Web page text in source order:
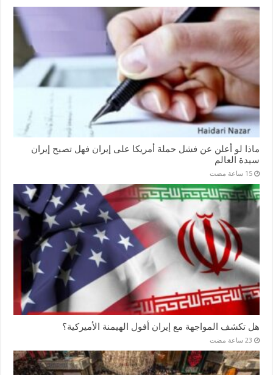
ماذا لو أعلن عن فشل حملة أمريكا على إيران فهل تصبح إيران
سيدة العالم
‏15 ساعة مضت
هل تكشف المواجهة مع إيران أفول الهيمنة الأميركية؟